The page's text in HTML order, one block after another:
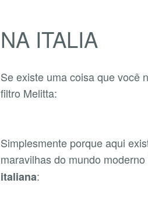
NA ITALIA
Se existe uma coisa que você
filtro Melitta:
Simplesmente porque aqui
maravilhas do mundo
italiana: